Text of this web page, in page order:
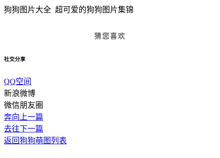
狗狗图片大全 超可爱的狗狗图片集锦
猜您喜欢
社交分享
QQ空间
新浪微博
微信朋友圈
奔向上一篇
去往下一篇
返回狗狗萌图列表